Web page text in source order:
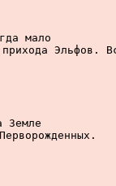
мало
Эльфов.
Земле